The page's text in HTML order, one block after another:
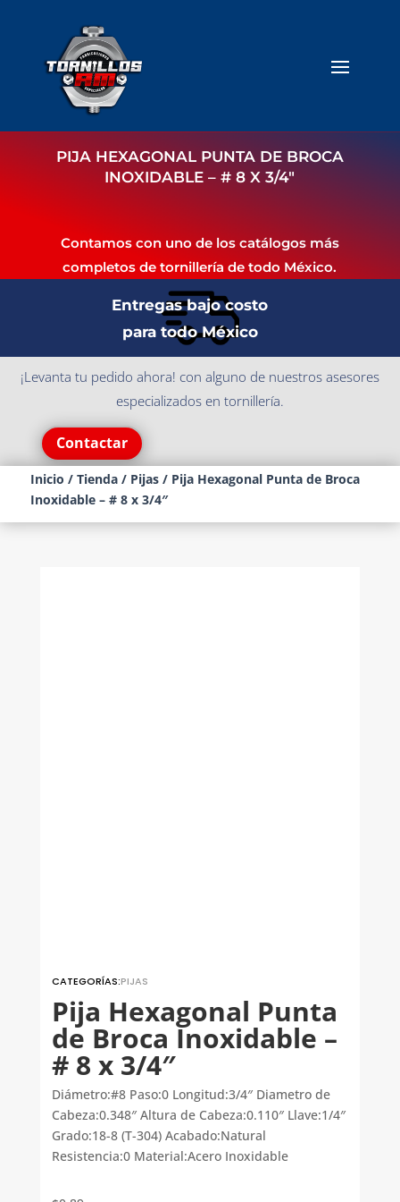
PIJA HEXAGONAL PUNTA DE BROCA
INOXIDABLE – # 8 X 3/4″
Contamos con uno de los catálogos más
completos de tornillería de todo México.
Entregas bajo costo
para todo México
¡Levanta tu pedido ahora! con alguno de nuestros asesores
especializados en tornillería.
Contactar
Inicio / Tienda/ Pijas/ Pija Hexagonal Punta de Broca
Inoxidable – # 8 x 3/4″
CATEGORÍAS:PIJAS
Pija Hexagonal Punta
de Broca Inoxidable –
# 8 x 3/4″
Diámetro:#8 Paso:0 Longitud:3/4″ Diametro de
Cabeza:0.348″ Altura de Cabeza:0.110″ Llave:1/4″
Grado:18-8 (T-304) Acabado:Natural
Resistencia:0 Material:Acero Inoxidable